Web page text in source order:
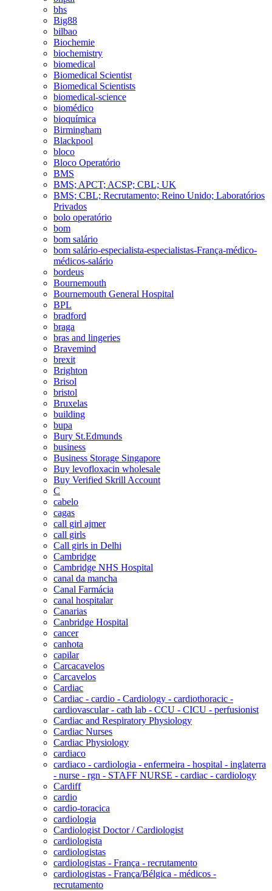
bhs
Big88
bilbao
Biochemie
biochemistry
biomedical
Biomedical Scientist
Biomedical Scientists
biomedical-science
biomédico
bioquímica
Birmingham
Blackpool
bloco
Bloco Operatório
BMS
BMS; APCT; ACSP; CBL; UK
BMS; CBL; Recrutamento; Reino Unido; Laboratórios
Privados
bolo operatório
bom
bom salário
bom salário-especialista-especialistas-França-médico-
médicos-salário
bordeus
Bournemouth
Bournemouth General Hospital
BPL
bradford
braga
bras and lingeries
Bravemind
brexit
Brighton
Brisol
bristol
Bruxelas
building
bupa
Bury St.Edmunds
business
Business Storage Singapore
Buy levofloxacin wholesale
Buy Verified Skrill Account
C
cabelo
cagas
call girl ajmer
call girls
Call girls in Delhi
Cambridge
Cambridge NHS Hospital
canal da mancha
Canal Farmácia
canal hospitalar
Canarias
Canbridge Hospital
cancer
canhota
capilar
Carcacavelos
Carcavelos
Cardiac
Cardiac - cardio - Cardiology - cardiothoracic -
cardiovascular - cath lab - CCU - CICU - perfusionist
Cardiac and Respiratory Physiology
Cardiac Nurses
Cardiac Physiology
cardiaco
cardiaco - cardiologia - enfermeira - hospital - inglaterra
- nurse - rgn - STAFF NURSE - cardiac - cardiology
Cardiff
cardio
cardio-toracica
cardiologia
Cardiologist Doctor / Cardiologist
cardiologista
cardiologistas
cardiologistas - França - recrutamento
cardiologistas - França/Bélgica - médicos -
recrutamento